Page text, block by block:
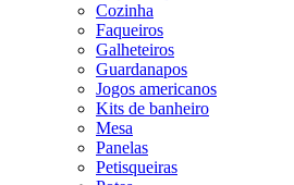
Cozinha
Faqueiros
Galheteiros
Guardanapos
Jogos americanos
Kits de banheiro
Mesa
Panelas
Petisqueiras